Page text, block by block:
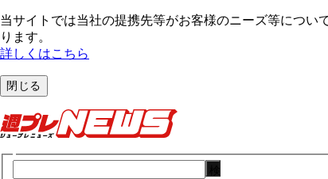
当サイトでは当社の提携先等がお客様のニーズ等につい
ります。
詳しくはこちら
閉じる